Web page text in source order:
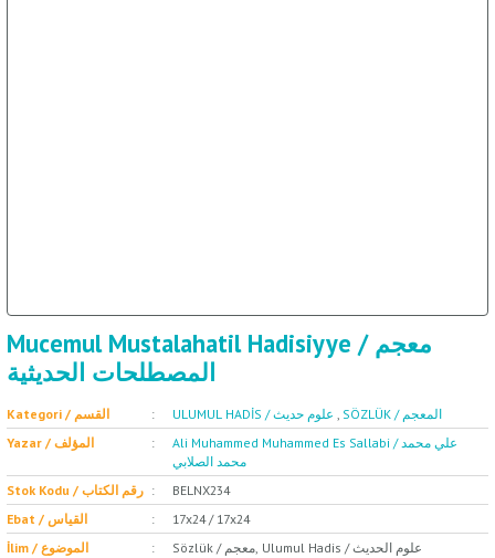
Mucemul Mustalahatil Hadisiyye / معجم
المصطلحات الحديثية
Kategori / القسم ULUMUL HADİS / علوم حديث ,
SÖZLÜK / المعجم
Yazar / المؤلف
Ali Muhammed Muhammed Es Sallabi / علي محمد
محمد الصلابي
Stok Kodu / رقم الكتاب
BELNX234
Ebat / القياس
17x24 / 17x24
İlim / الموضوع
Sözlük / معجم, Ulumul Hadis / علوم الحديث